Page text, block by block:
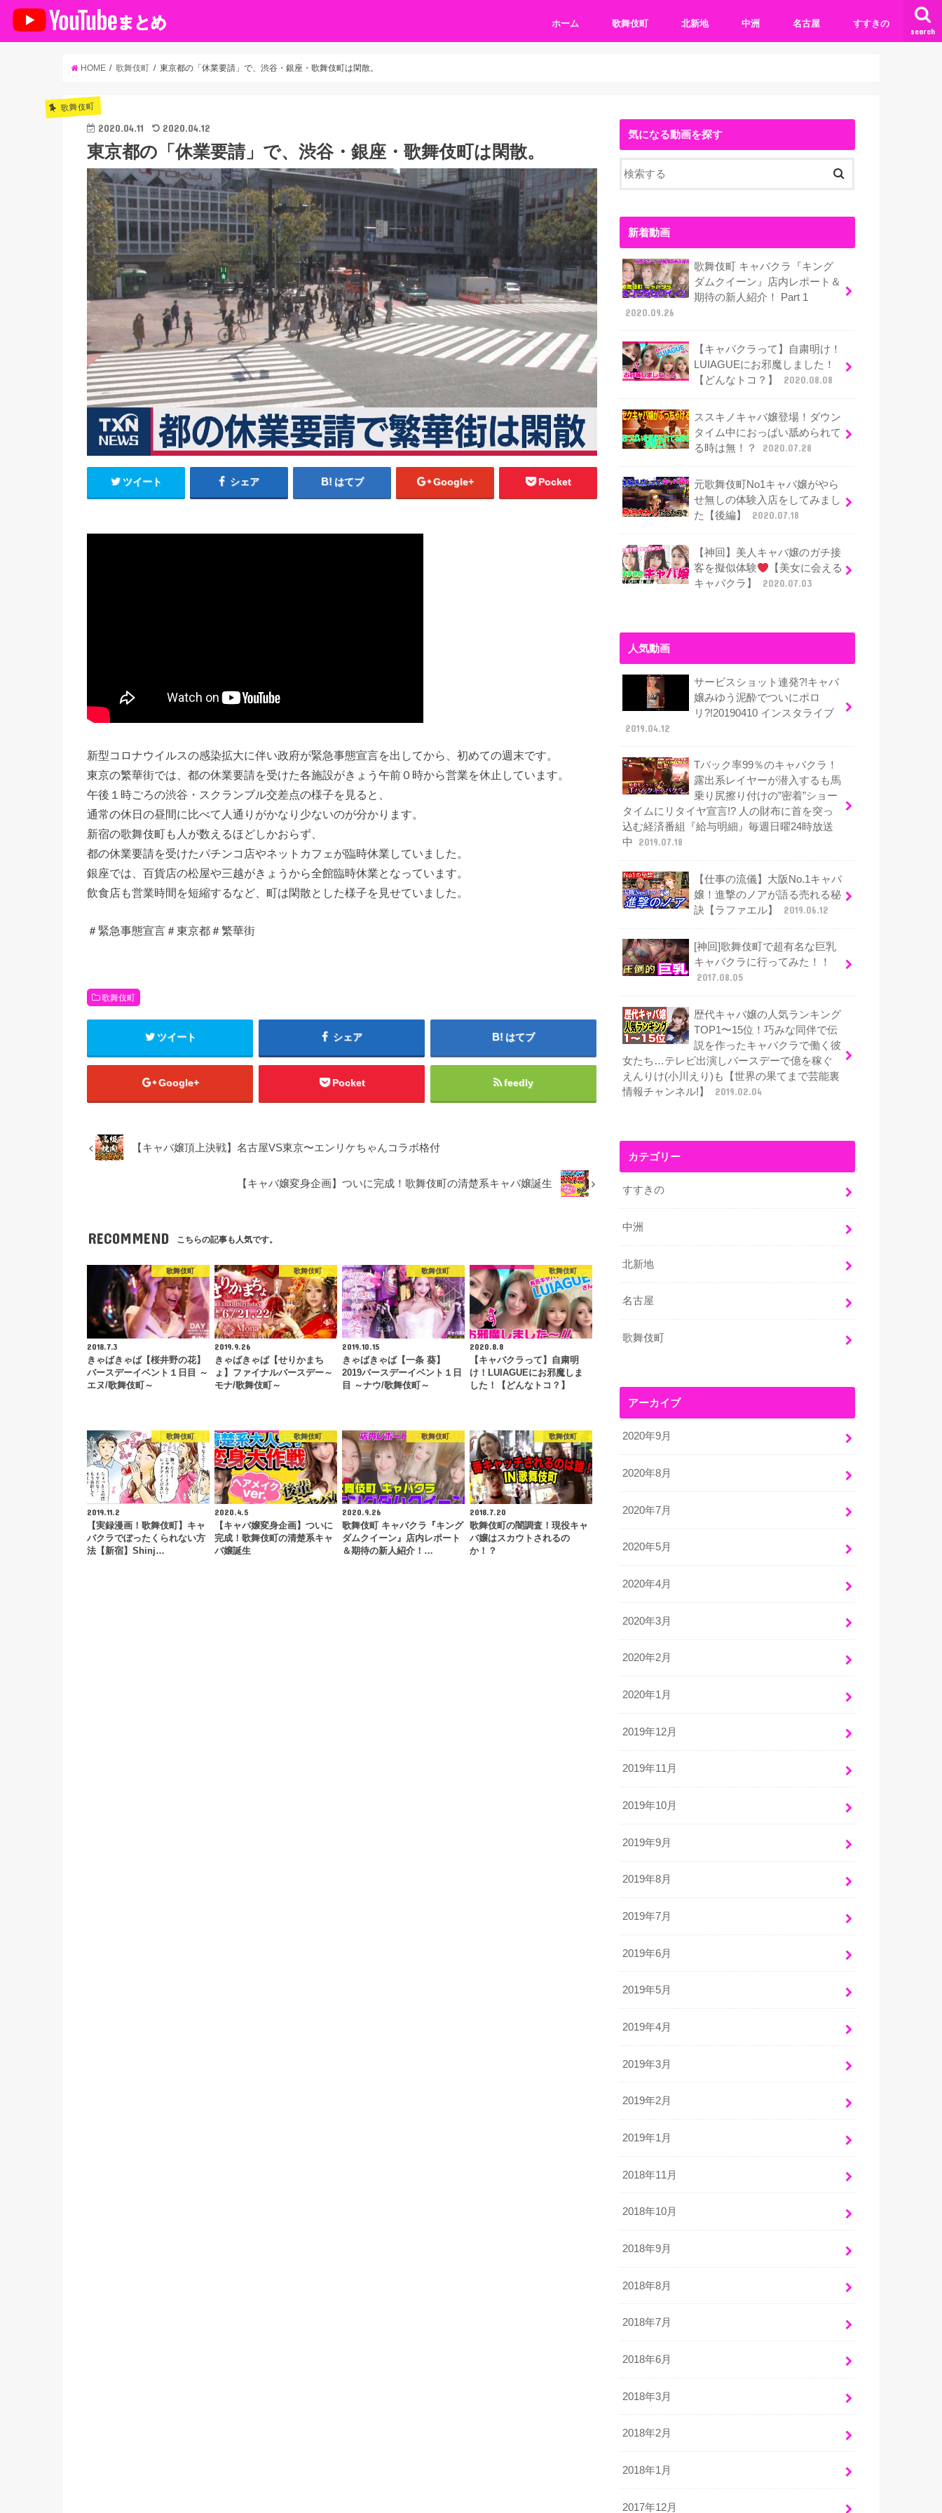
search
ホーム 歌舞伎町 北新地 中洲 名古屋 すすきの
HOME 歌舞伎町 東京都の「休業要請」で、渋谷・銀座・歌舞伎町は閑散。
歌舞伎町
2020.04.11 2020.04.12
東京都の「休業要請」で、渋谷・銀座・歌舞伎町は閑散。
ツイート シェア はてブ Google+ Pocket
新型コロナウイルスの感染拡大に伴い政府が緊急事態宣言を出してから、初めての週末です。
東京の繁華街では、都の休業要請を受けた各施設がきょう午前０時から営業を休止しています。
午後１時ごろの渋谷・スクランブル交差点の様子を見ると、
通常の休日の昼間に比べて人通りがかなり少ないのが分かります。
新宿の歌舞伎町も人が数えるほどしかおらず、
都の休業要請を受けたパチンコ店やネットカフェが臨時休業していました。
銀座では、百貨店の松屋や三越がきょうから全館臨時休業となっています。
飲食店も営業時間を短縮するなど、町は閑散とした様子を見せていました。
＃緊急事態宣言＃東京都＃繁華街
歌舞伎町
ツイート シェア はてブ
Google+ Pocket feedly
【キャバ嬢頂上決戦】名古屋VS東京〜エンリケちゃんコラボ格付
【キャバ嬢変身企画】ついに完成！歌舞伎町の清楚系キャバ嬢誕生
RECOMMEND こちらの記事も人気です。
歌舞伎町
2018.7.3
きゃばきゃば【桜井野の花】
バースデーイベント１日目 ～
エヌ/歌舞伎町～
歌舞伎町
2019.9.26
きゃばきゃば【せりかまち
ょ】ファイナルバースデー～
モナ/歌舞伎町～
歌舞伎町
2019.10.15
きゃばきゃば【一条 葵】
2019バースデーイベント１日
目 ～ナウ/歌舞伎町～
歌舞伎町
2020.8.8
【キャバクラって】自粛明
け！LUIAGUEにお邪魔しま
した！【どんなトコ？】
歌舞伎町
2019.11.2
【実録漫画！歌舞伎町】キャ
バクラでぼったくられない方
法【新宿】Shinj…
歌舞伎町
2020.4.5
【キャバ嬢変身企画】ついに
完成！歌舞伎町の清楚系キャ
バ嬢誕生
歌舞伎町
2020.9.26
歌舞伎町 キャバクラ『キング
ダムクイーン』店内レポート
＆期待の新人紹介！…
歌舞伎町
2018.7.20
歌舞伎町の闇調査！現役キャ
バ嬢はスカウトされるの
か！？
気になる動画を探す
新着動画
歌舞伎町 キャバクラ『キング
ダムクイーン』店内レポート＆
期待の新人紹介！ Part 1
2020.09.26
【キャバクラって】自粛明け！
LUIAGUEにお邪魔しました！
【どんなトコ？】
2020.08.08
ススキノキャバ嬢登場！ダウン
タイム中におっぱい舐められて
る時は無！？
2020.07.28
元歌舞伎町No1キャバ嬢がやら
せ無しの体験入店をしてみまし
た【後編】
2020.07.18
【神回】美人キャバ嬢のガチ接
客を擬似体験
【美女に会える
キャバクラ】
2020.07.03
人気動画
サービスショット連発?!キャバ
嬢みゆう泥酔でついにポロ
リ?!20190410 インスタライブ
2019.04.12
Tバック率99％のキャバクラ！
露出系レイヤーが潜入するも馬
乗り尻擦り付けの”密着”ショー
タイムにリタイヤ宣言!? 人の財布に首を突っ
込む経済番組『給与明細』毎週日曜24時放送
中
2019.07.18
【仕事の流儀】大阪No.1キャバ
嬢！進撃のノアが語る売れる秘
訣【ラファエル】
2019.06.12
[神回]歌舞伎町で超有名な巨乳
キャバクラに行ってみた！！
2017.08.05
歴代キャバ嬢の人気ランキング
TOP1〜15位！巧みな同伴で伝
説を作ったキャバクラで働く彼
女たち…テレビ出演しバースデーで億を稼ぐ
えんりけ(小川えり)も【世界の果てまで芸能裏
情報チャンネル!】
2019.02.04
カテゴリー
すすきの
中洲
北新地
名古屋
歌舞伎町
アーカイブ
2020年9月
2020年8月
2020年7月
2020年5月
2020年4月
2020年3月
2020年2月
2020年1月
2019年12月
2019年11月
2019年10月
2019年9月
2019年8月
2019年7月
2019年6月
2019年5月
2019年4月
2019年3月
2019年2月
2019年1月
2018年11月
2018年10月
2018年9月
2018年8月
2018年7月
2018年6月
2018年3月
2018年2月
2018年1月
2017年12月